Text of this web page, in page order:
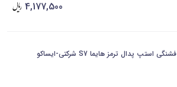
4,177,500
فشنگی استپ پدال ترمز هایما S7 شرکتی-ایساکو